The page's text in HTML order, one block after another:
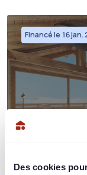
Des cookies
Financé le 16 jan.